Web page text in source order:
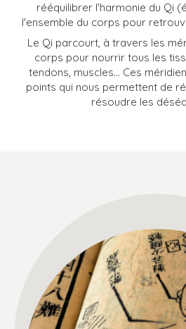
rééquilibrer l'harmonie du Qi
l'ensemble du corps pour
Le Qi parcourt, à travers les
corps pour nourrir tous les
tendons, muscles… Ces
points qui nous permettent de
résoudre les